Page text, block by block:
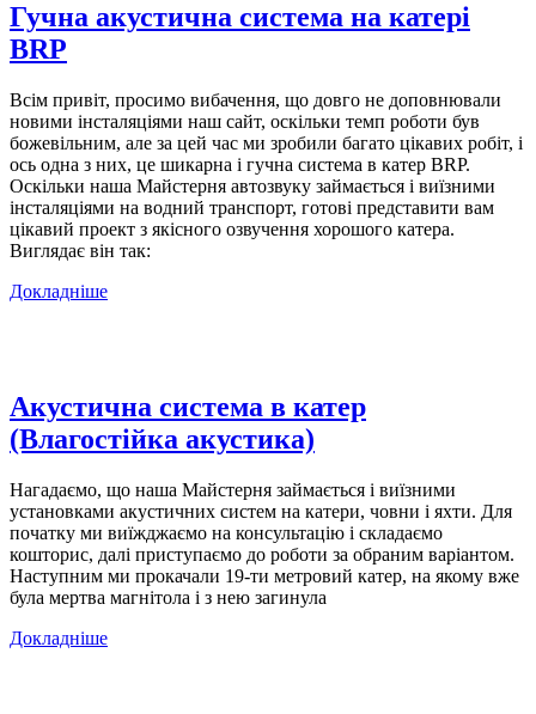
Гучна акустична система на катері
BRP
Всім привіт, просимо вибачення, що довго не доповнювали
новими інсталяціями наш сайт, оскільки темп роботи був
божевільним, але за цей час ми зробили багато цікавих робіт, і
ось одна з них, це шикарна і гучна система в катер BRP.
Оскільки наша Майстерня автозвуку займається і виїзними
інсталяціями на водний транспорт, готові представити вам
цікавий проект з якісного озвучення хорошого катера.
Виглядає він так:
Докладніше
Акустична система в катер
(Влагостійка акустика)
Нагадаємо, що наша Майстерня займається і виїзними
установками акустичних систем на катери, човни і яхти. Для
початку ми виїжджаємо на консультацію і складаємо
кошторис, далі приступаємо до роботи за обраним варіантом.
Наступним ми прокачали 19-ти метровий катер, на якому вже
була мертва магнітола і з нею загинула
Докладніше